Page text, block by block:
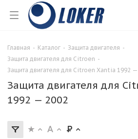
Главная - Каталог - Защита двигателя -
Защита двигателя для Citroen -
Защита двигателя для Citroen Xantia 1992 —
Защита двигателя для
1992 — 2002